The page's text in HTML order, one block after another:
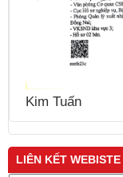
LIÊN KẾT WEBISTE